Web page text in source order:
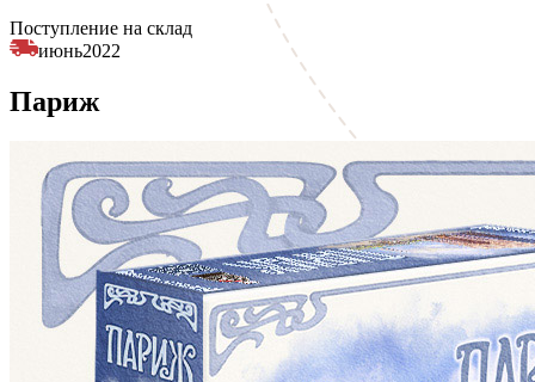
Поступление на склад
июнь2022
Париж